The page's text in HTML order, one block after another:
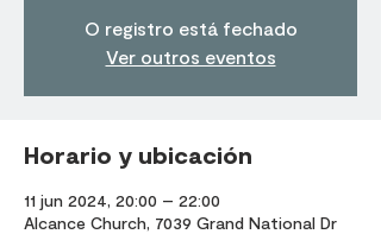
O registro está fechado
Ver outros eventos
Horario y ubicación
11 jun 2024, 20:00 – 22:00
Alcance Church, 7039 Grand National Dr